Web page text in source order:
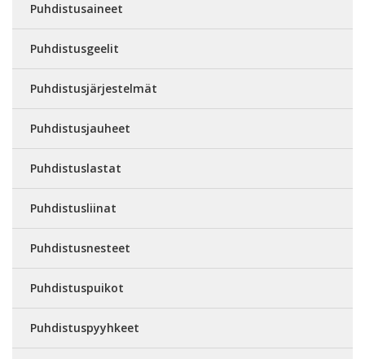
Puhdistusaineet
Puhdistusgeelit
Puhdistusjärjestelmät
Puhdistusjauheet
Puhdistuslastat
Puhdistusliinat
Puhdistusnesteet
Puhdistuspuikot
Puhdistuspyyhkeet